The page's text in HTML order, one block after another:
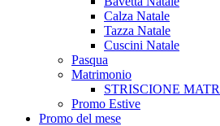
Calza Natale
Tazza Natale
Cuscini Natale
Pasqua
Matrimonio
STRISCIONE
Promo Estive
Promo del mese